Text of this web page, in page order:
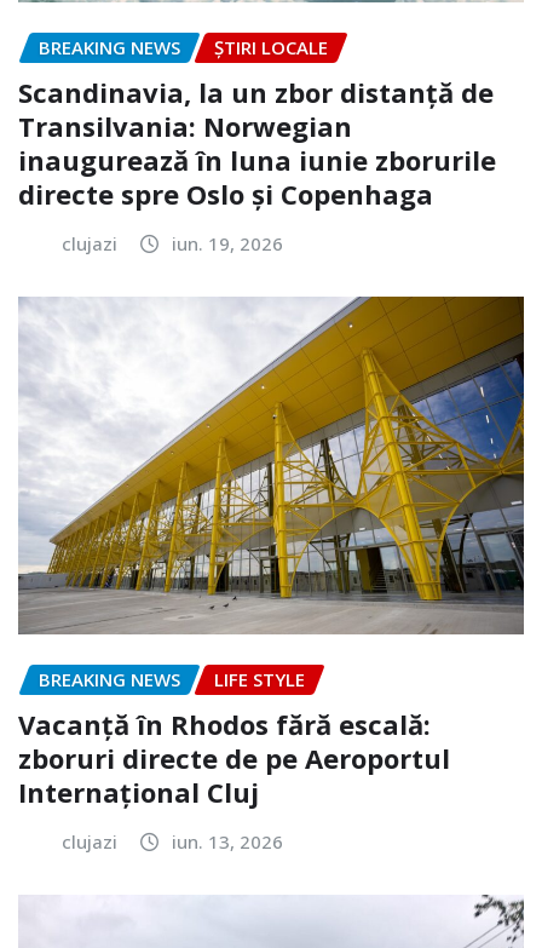
BREAKING NEWS ȘTIRI LOCALE
Scandinavia, la un zbor distanță de
Transilvania: Norwegian
inaugurează în luna iunie zborurile
directe spre Oslo și Copenhaga
clujazi iun. 19, 2026
BREAKING NEWS LIFE STYLE
Vacanță în Rhodos fără escală:
zboruri directe de pe Aeroportul
Internațional Cluj
clujazi iun. 13, 2026